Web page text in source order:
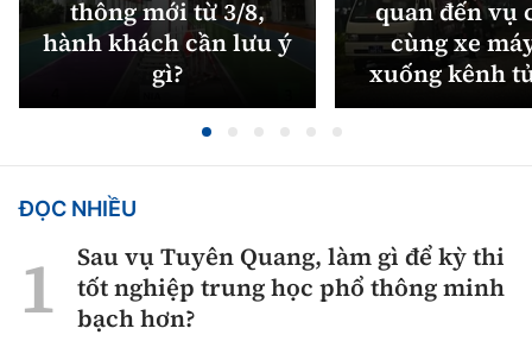
thông mới từ 3/8,
hành khách cần lưu ý
gì?
quan đến vụ
cùng xe
xuống kênh
ĐỌC NHIỀU
Sau vụ Tuyên Quang, làm gì để kỳ thi
tốt nghiệp trung học phổ thông minh
bạch hơn?